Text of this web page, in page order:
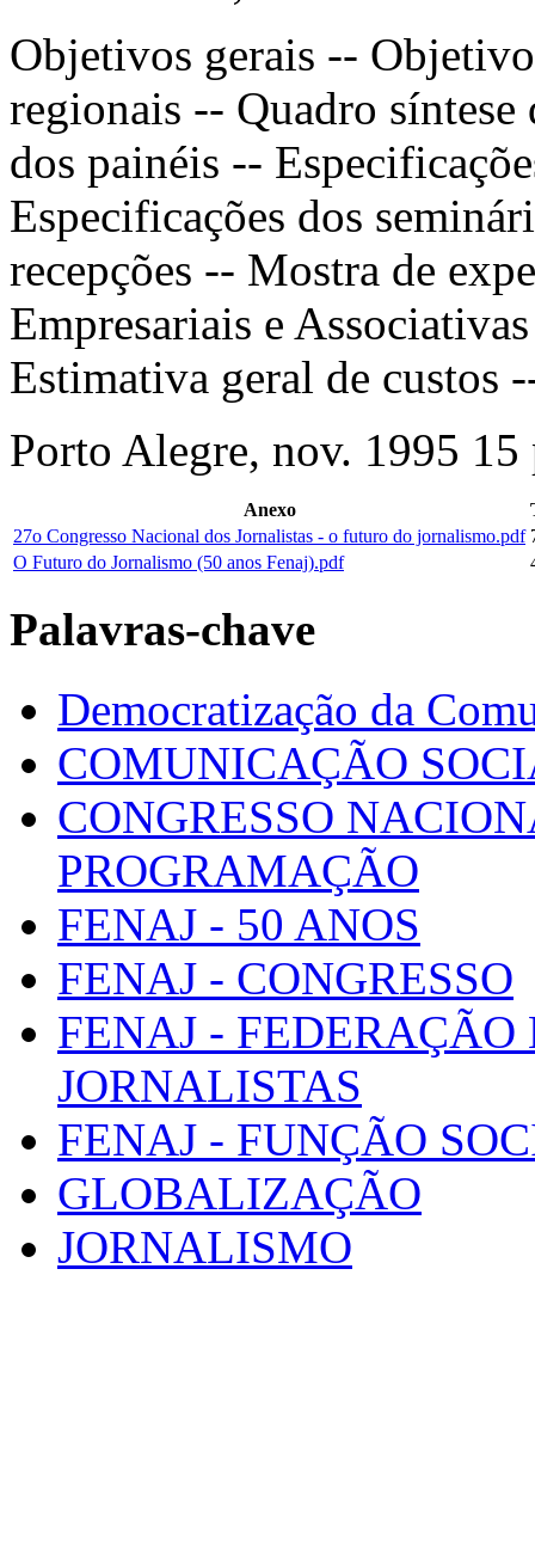
Objetivos gerais --
regionais -- Quadro
dos painéis --
Especificações dos
recepções -- Mostra de
Empresariais e
Estimativa geral de custos
Porto Alegre, nov. 1995 15
Anexo
27o Congresso Nacional dos Jornalistas - o futuro do jornalismo.pdf
O Futuro do Jornalismo (50 anos Fenaj).pdf
Palavras-chave
Democratização da
COMUNICAÇÃO
CONGRESSO
PROGRAMAÇÃO
FENAJ - 50 ANOS
FENAJ - CONGRESSO
FENAJ -
JORNALISTAS
FENAJ - FUNÇÃO
GLOBALIZAÇÃO
JORNALISMO